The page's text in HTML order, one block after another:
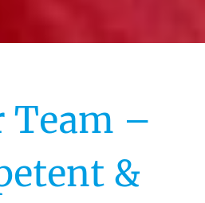
Team –
&